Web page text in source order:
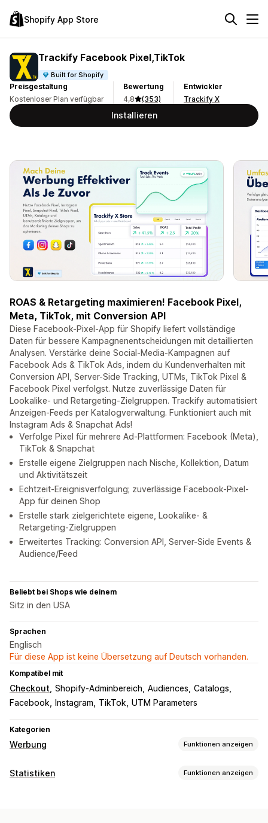
Shopify App Store
Trackify Facebook Pixel,TikTok
Built for Shopify
Preisgestaltung
Kostenloser Plan verfügbar
Bewertung
4,8
(353)
Entwickler
Trackify X
Installieren
ROAS & Retargeting maximieren! Facebook Pixel,
Meta, TikTok, mit Conversion API
Diese Facebook-Pixel-App für Shopify liefert vollständige
Daten für bessere Kampagnenentscheidungen mit detaillierten
Analysen. Verstärke deine Social-Media-Kampagnen auf
Facebook Ads & TikTok Ads, indem du Kundenverhalten mit
Conversion API, Server-Side Tracking, UTMs, TikTok Pixel &
Facebook Pixel verfolgst. Nutze zuverlässige Daten für
Lookalike- und Retargeting-Zielgruppen. Trackify automatisiert
Anzeigen-Feeds per Katalogverwaltung. Funktioniert auch mit
Instagram Ads & Snapchat Ads!
Verfolge Pixel für mehrere Ad-Plattformen: Facebook (Meta),
TikTok & Snapchat
Erstelle eigene Zielgruppen nach Nische, Kollektion, Datum
und Aktivitätszeit
Echtzeit-Ereignisverfolgung; zuverlässige Facebook-Pixel-
App für deinen Shop
Erstelle stark zielgerichtete eigene, Lookalike- &
Retargeting-Zielgruppen
Erweitertes Tracking: Conversion API, Server-Side Events &
Audience/Feed
Beliebt bei Shops wie deinem
Sitz in den USA
Sprachen
Englisch
Für diese App ist keine Übersetzung auf Deutsch vorhanden.
Kompatibel mit
Checkout Shopify-Adminbereich Audiences Catalogs
Facebook
Instagram TikTok UTM Parameters
Kategorien
Werbung Funktionen anzeigen
Targeting
Statistiken Funktionen anzeigen